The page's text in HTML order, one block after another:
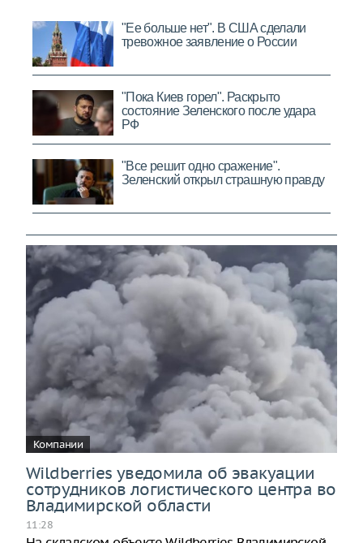
Компании
Wildberries уведомила об эвакуации
сотрудников логистического центра во
Владимирской области
11:28